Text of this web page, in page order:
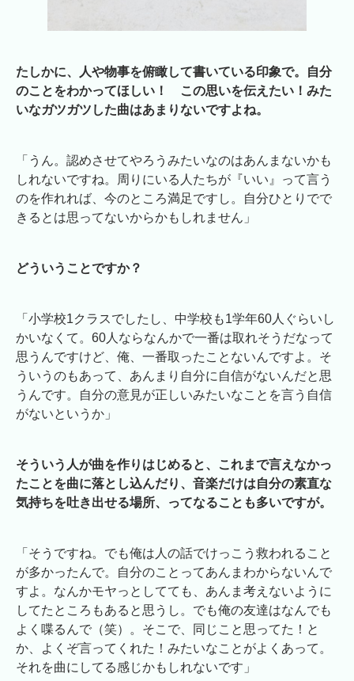
たしかに、人や物事を俯瞰して書いている印象で。自分
のことをわかってほしい！ この思いを伝えたい！みた
いなガツガツした曲はあまりないですよね。
「うん。認めさせてやろうみたいなのはあんまないかも
しれないですね。周りにいる人たちが『いい』って言う
のを作れれば、今のところ満足ですし。自分ひとりでで
きるとは思ってないからかもしれません」
どういうことですか？
「小学校1クラスでしたし、中学校も1学年60人ぐらいし
かいなくて。60人ならなんかで一番は取れそうだなって
思うんですけど、俺、一番取ったことないんですよ。そ
ういうのもあって、あんまり自分に自信がないんだと思
うんです。自分の意見が正しいみたいなことを言う自信
がないというか」
そういう人が曲を作りはじめると、これまで言えなかっ
たことを曲に落とし込んだり、音楽だけは自分の素直な
気持ちを吐き出せる場所、ってなることも多いですが。
「そうですね。でも俺は人の話でけっこう救われること
が多かったんで。自分のことってあんまわからないんで
すよ。なんかモヤっとしてても、あんま考えないように
してたところもあると思うし。でも俺の友達はなんでも
よく喋るんで（笑）。そこで、同じこと思ってた！と
か、よくぞ言ってくれた！みたいなことがよくあって。
それを曲にしてる感じかもしれないです」